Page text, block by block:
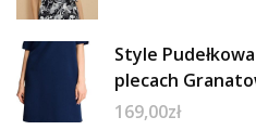
Style
plecach
169,00zł